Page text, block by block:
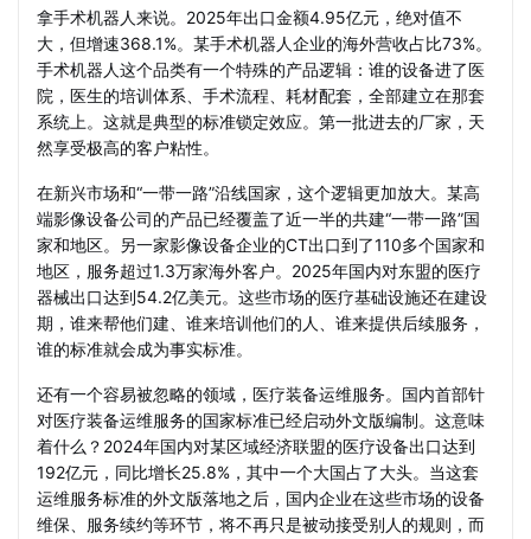
拿手术机器人来说。2025年出口金额4.95亿元，绝对值不
大，但增速368.1%。某手术机器人企业的海外营收占比73%。
手术机器人这个品类有一个特殊的产品逻辑：谁的设备进了医
院，医生的培训体系、手术流程、耗材配套，全部建立在那套
系统上。这就是典型的标准锁定效应。第一批进去的厂家，天
然享受极高的客户粘性。
在新兴市场和“一带一路”沿线国家，这个逻辑更加放大。某高
端影像设备公司的产品已经覆盖了近一半的共建“一带一路”国
家和地区。另一家影像设备企业的CT出口到了110多个国家和
地区，服务超过1.3万家海外客户。2025年国内对东盟的医疗
器械出口达到54.2亿美元。这些市场的医疗基础设施还在建设
期，谁来帮他们建、谁来培训他们的人、谁来提供后续服务，
谁的标准就会成为事实标准。
还有一个容易被忽略的领域，医疗装备运维服务。国内首部针
对医疗装备运维服务的国家标准已经启动外文版编制。这意味
着什么？2024年国内对某区域经济联盟的医疗设备出口达到
192亿元，同比增长25.8%，其中一个大国占了大头。当这套
运维服务标准的外文版落地之后，国内企业在这些市场的设备
维保、服务续约等环节，将不再只是被动接受别人的规则，而